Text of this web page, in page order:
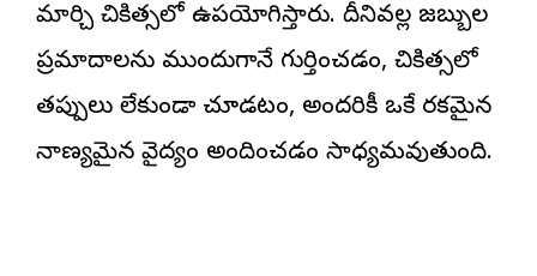
మార్చి చికిత్సలో ఉపయోగిస్తారు. దీనివల్ల జబ్బుల
ప్రమాదాలను ముందుగానే గుర్తించడం, చికిత్సలో
తప్పులు లేకుండా చూడటం, అందరికీ ఒకే రకమైన
నాణ్యమైన వైద్యం అందించడం సాధ్యమవుతుంది.